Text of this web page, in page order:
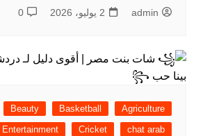
admin 2 يوليو، 2026 0
Agriculture
Basketball
Beauty
chat arab
Cricket
Entertainment